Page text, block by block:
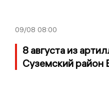
09/08 08:00
8 августа из
Суземский район